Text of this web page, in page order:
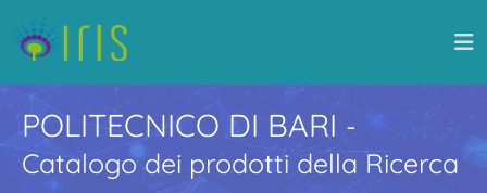
POLITECNICO DI BARI -
Catalogo dei prodotti della Ricerca